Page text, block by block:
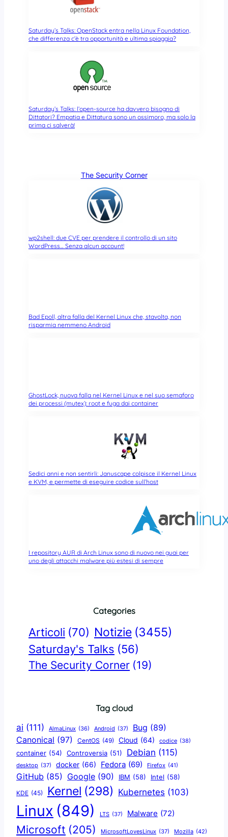
Saturday’s Talks: OpenStack entra nella Linux Foundation,
che differenza c’è tra opportunità e ultima spiaggia?
Saturday’s Talks: l’open-source ha davvero bisogno di
Dittatori? Empatia e Dittatura sono un ossimoro, ma solo la
prima ci salverà!
The Security Corner
wp2shell: due CVE per prendere il controllo di un sito
WordPress… Senza alcun account!
Bad Epoll, altra falla del Kernel Linux che, stavolta, non
risparmia nemmeno Android
GhostLock, nuova falla nel Kernel Linux e nel suo semaforo
dei processi (mutex): root e fuga dai container
Sedici anni e non sentirli: Januscape colpisce il Kernel Linux
e KVM, e permette di eseguire codice sull’host
I repository AUR di Arch Linux sono di nuovo nei guai per
uno degli attacchi malware più estesi di sempre
Categories
Articoli (70) Notizie (3455)
Saturday's Talks (56)
The Security Corner (19)
Tag cloud
ai (111) AlmaLinux (36) Android (37) Bug (89)
Canonical (97) CentOS (49) Cloud (64) codice (38)
container (54) Controversia (51) Debian (115)
desktop (37) docker (66) Fedora (69) Firefox (41)
GitHub (85) Google (90) IBM (58) Intel (58)
KDE (45) Kernel (298) Kubernetes (103)
Linux (849) LTS (37) Malware (72)
Microsoft (205) MicrosoftLovesLinux (37) Mozilla (42)